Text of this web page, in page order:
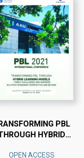
PBL
HYBRID
OPEN ACCESS